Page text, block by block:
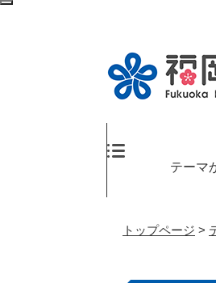
ペ
テーマ
トップページ >